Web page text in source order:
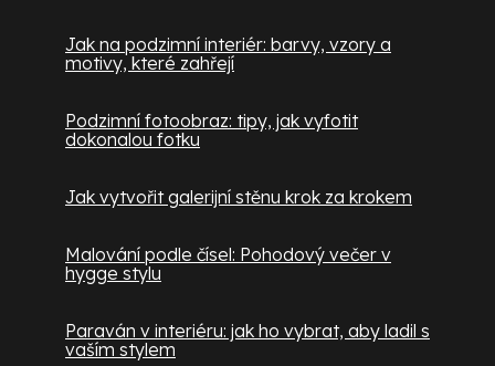
Jak na podzimní interiér: barvy, vzory a
motivy, které zahřejí
Podzimní fotoobraz: tipy, jak vyfotit
dokonalou fotku
Jak vytvořit galerijní stěnu krok za krokem
Malování podle čísel: Pohodový večer v
hygge stylu
Paraván v interiéru: jak ho vybrat, aby ladil s
vaším stylem